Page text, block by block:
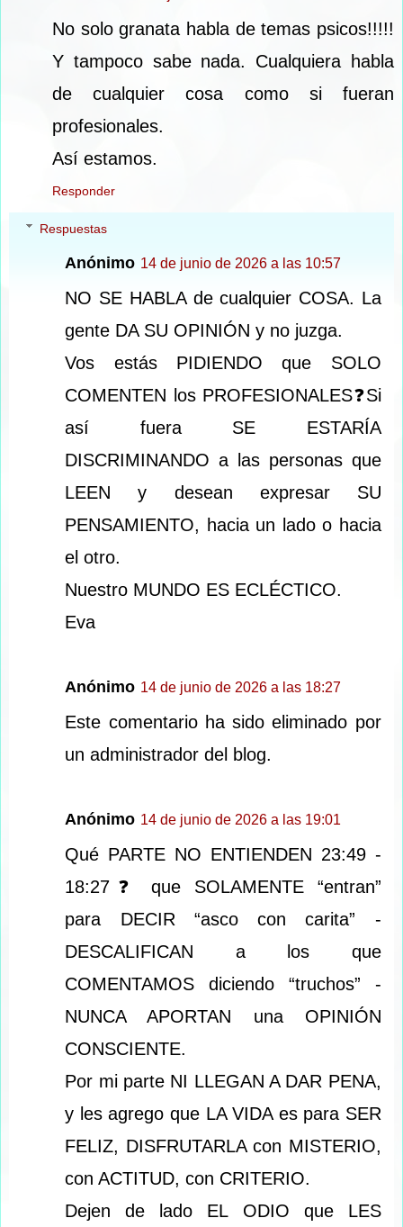
No solo granata habla de temas psicos!!!!!
Y tampoco sabe nada. Cualquiera habla
de cualquier cosa como si fueran
profesionales.
Así estamos.
Responder
Respuestas
Anónimo 14 de junio de 2026 a las 10:57
NO SE HABLA de cualquier COSA. La
gente DA SU OPINIÓN y no juzga.
Vos estás PIDIENDO que SOLO
COMENTEN los PROFESIONALES❓Si
así fuera SE ESTARÍA
DISCRIMINANDO a las personas que
LEEN y desean expresar SU
PENSAMIENTO, hacia un lado o hacia
el otro.
Nuestro MUNDO ES ECLÉCTICO.
Eva
Anónimo 14 de junio de 2026 a las 18:27
Este comentario ha sido eliminado por
un administrador del blog.
Anónimo 14 de junio de 2026 a las 19:01
Qué PARTE NO ENTIENDEN 23:49 -
18:27❓ que SOLAMENTE “entran”
para DECIR “asco con carita” -
DESCALIFICAN a los que
COMENTAMOS diciendo “truchos” -
NUNCA APORTAN una OPINIÓN
CONSCIENTE.
Por mi parte NI LLEGAN A DAR PENA,
y les agrego que LA VIDA es para SER
FELIZ, DISFRUTARLA con MISTERIO,
con ACTITUD, con CRITERIO.
Dejen de lado EL ODIO que LES